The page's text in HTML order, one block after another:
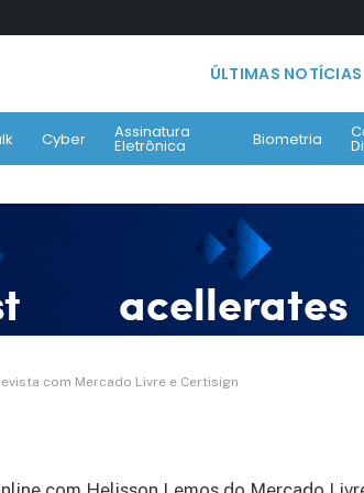
ÚLTIMAS NOTÍCIAS
Cyber Assinatura
Eletrônica Biometria
com Mercado Livre e Certisign
Entrevista